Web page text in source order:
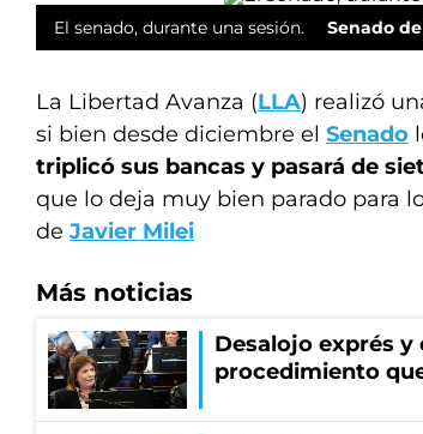
El senado, durante una sesión. Senado
La Libertad Avanza (LLA) realizó
si bien desde diciembre el Senado
triplicó sus bancas y pasará de
que lo deja muy bien parado para
de Javier Milei
Más noticias
Desalojo exprés y
procedimiento